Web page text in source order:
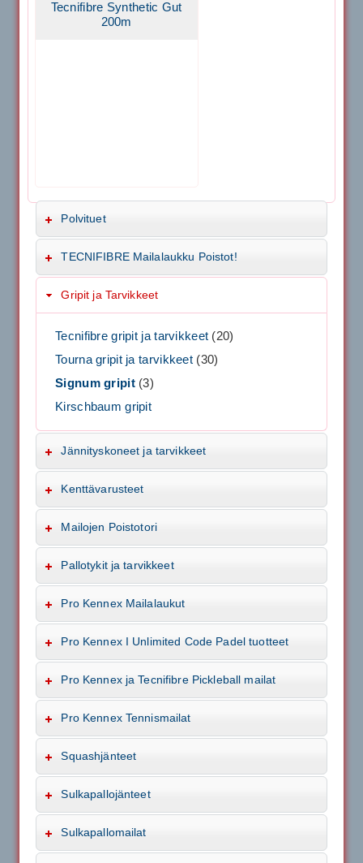
Tecnifibre Synthetic Gut
200m
Polvituet
TECNIFIBRE Mailalaukku Poistot!
Gripit ja Tarvikkeet
Tecnifibre gripit ja tarvikkeet (20)
Tourna gripit ja tarvikkeet(30)
Signum gripit(3)
Kirschbaum gripit
Jännityskoneet ja tarvikkeet
Kenttävarusteet
Mailojen Poistotori
Pallotykit ja tarvikkeet
Pro Kennex Mailalaukut
Pro Kennex I Unlimited Code Padel tuotteet
Pro Kennex ja Tecnifibre Pickleball mailat
Pro Kennex Tennismailat
Squashjänteet
Sulkapallojänteet
Sulkapallomailat